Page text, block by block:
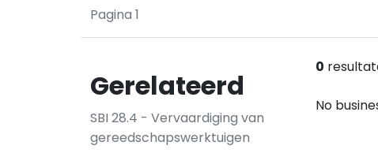
Pagina 1
Gerelateerd
SBI 28.4 - Vervaardiging van
gereedschapswerktuigen
0
No